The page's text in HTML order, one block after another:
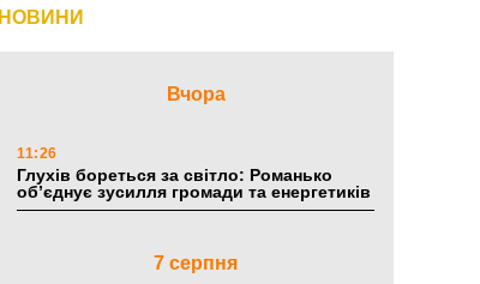
НОВИНИ
Вчора
11:26
Глухів бореться за світло: Романько
об’єднує зусилля громади та енергетиків
7 серпня